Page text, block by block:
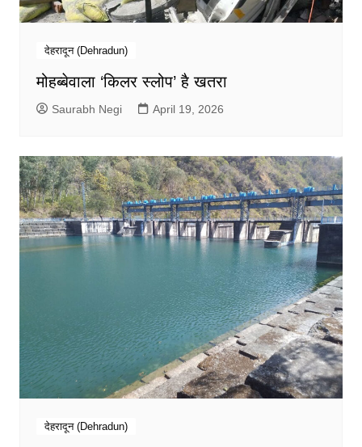
देहरादून (Dehradun)
मोहब्बेवाला ‘किलर स्लोप’ है खतरा
Saurabh Negi April 19, 2026
देहरादून (Dehradun)